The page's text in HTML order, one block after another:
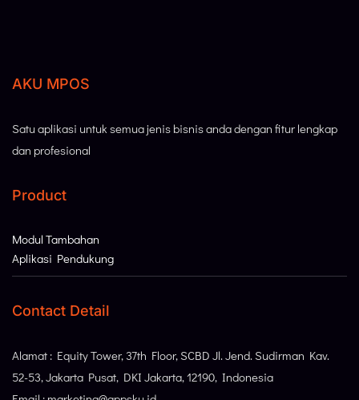
AKU MPOS
Satu aplikasi untuk semua jenis bisnis anda dengan fitur lengkap
dan profesional
Product
Modul Tambahan
Aplikasi Pendukung
Contact Detail
Alamat : Equity Tower, 37th Floor, SCBD Jl. Jend. Sudirman Kav.
52-53, Jakarta Pusat, DKI Jakarta, 12190, Indonesia